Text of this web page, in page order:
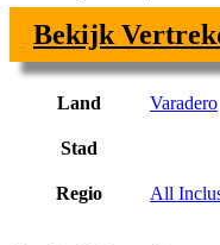
Bekijk
Land Varadero
Stad
Regio All